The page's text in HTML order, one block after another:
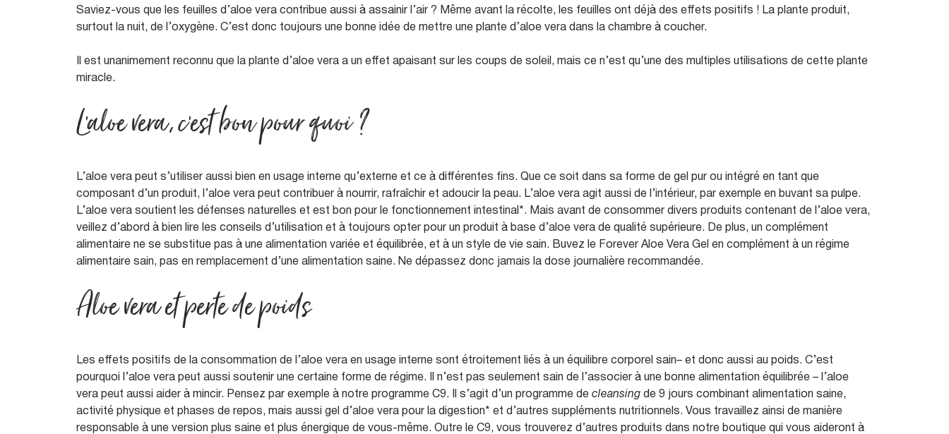
Saviez-vous que les feuilles d’aloe vera contribue aussi à assainir l’air ? Même avant la récolte, les feuilles ont déjà des effets positifs ! La plante produit,
surtout la nuit, de l’oxygène. C’est donc toujours une bonne idée de mettre une plante d’aloe vera dans la chambre à coucher.
Il est unanimement reconnu que la plante d’aloe vera a un effet apaisant sur les coups de soleil, mais ce n’est qu’une des multiples utilisations de cette plante
miracle.
L’aloe vera, c’est bon pour quoi ?
L’aloe vera peut s’utiliser aussi bien en usage interne qu’externe et ce à différentes fins. Que ce soit dans sa forme de gel pur ou intégré en tant que
composant d’un produit, l’aloe vera peut contribuer à nourrir, rafraîchir et adoucir la peau. L’aloe vera agit aussi de l’intérieur, par exemple en buvant sa pulpe.
L’aloe vera soutient les défenses naturelles et est bon pour le fonctionnement intestinal*. Mais avant de consommer divers produits contenant de l’aloe vera,
veillez d’abord à bien lire les conseils d’utilisation et à toujours opter pour un produit à base d’aloe vera de qualité supérieure. De plus, un complément
alimentaire ne se substitue pas à une alimentation variée et équilibrée, et à un style de vie sain. Buvez le Forever Aloe Vera Gel en complément à un régime
alimentaire sain, pas en remplacement d’une alimentation saine. Ne dépassez donc jamais la dose journalière recommandée.
Aloe vera et perte de poids
Les effets positifs de la consommation de l’aloe vera en usage interne sont étroitement liés à un équilibre corporel sain– et donc aussi au poids. C’est
pourquoi l’aloe vera peut aussi soutenir une certaine forme de régime. Il n’est pas seulement sain de l’associer à une bonne alimentation équilibrée – l’aloe
vera peut aussi aider à mincir. Pensez par exemple à notre programme C9. Il s’agit d’un programme de cleansing de 9 jours combinant alimentation saine,
activité physique et phases de repos, mais aussi gel d’aloe vera pour la digestion* et d’autres suppléments nutritionnels. Vous travaillez ainsi de manière
responsable à une version plus saine et plus énergique de vous-même. Outre le C9, vous trouverez d’autres produits dans notre boutique qui vous aideront à